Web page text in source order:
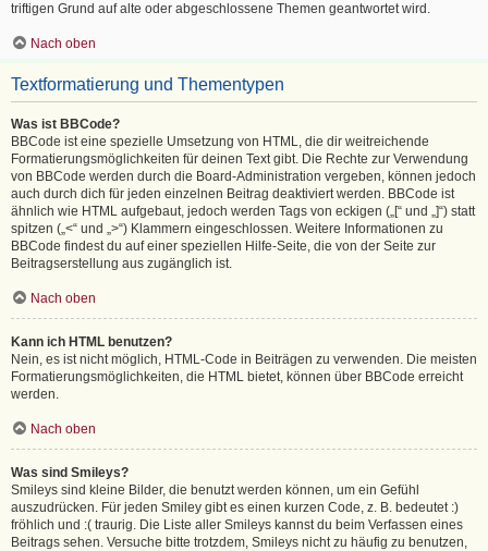
triftigen Grund auf alte oder abgeschlossene Themen geantwortet wird.
Nach oben
Textformatierung und Thementypen
Was ist BBCode?
BBCode ist eine spezielle Umsetzung von HTML, die dir weitreichende
Formatierungsmöglichkeiten für deinen Text gibt. Die Rechte zur Verwendung
von BBCode werden durch die Board-Administration vergeben, können jedoch
auch durch dich für jeden einzelnen Beitrag deaktiviert werden. BBCode ist
ähnlich wie HTML aufgebaut, jedoch werden Tags von eckigen („[“ und „]“) statt
spitzen („<“ und „>“) Klammern eingeschlossen. Weitere Informationen zu
BBCode findest du auf einer speziellen Hilfe-Seite, die von der Seite zur
Beitragserstellung aus zugänglich ist.
Nach oben
Kann ich HTML benutzen?
Nein, es ist nicht möglich, HTML-Code in Beiträgen zu verwenden. Die meisten
Formatierungsmöglichkeiten, die HTML bietet, können über BBCode erreicht
werden.
Nach oben
Was sind Smileys?
Smileys sind kleine Bilder, die benutzt werden können, um ein Gefühl
auszudrücken. Für jeden Smiley gibt es einen kurzen Code, z. B. bedeutet :)
fröhlich und :( traurig. Die Liste aller Smileys kannst du beim Verfassen eines
Beitrags sehen. Versuche bitte trotzdem, Smileys nicht zu häufig zu benutzen,